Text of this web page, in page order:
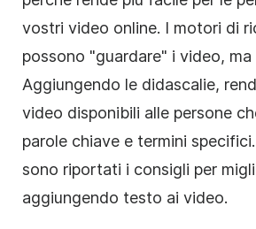
vostri video online. I motori di
possono "guardare" i video,
Aggiungendo le didascalie,
video disponibili alle persone
parole chiave e termini
sono riportati i consigli per
aggiungendo testo ai video.